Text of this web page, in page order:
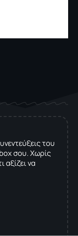
του
σου. Χωρίς
αξίζει να